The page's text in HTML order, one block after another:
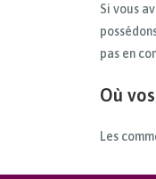
Si vous
pas en
Où
Les